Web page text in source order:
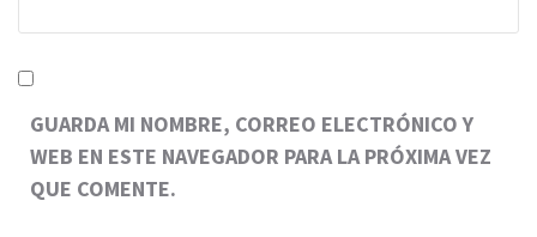
GUARDA MI NOMBRE, CORREO ELECTRÓNICO Y
WEB EN ESTE NAVEGADOR PARA LA PRÓXIMA VEZ
QUE COMENTE.